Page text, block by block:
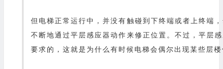
但电梯正常运行中，并没有触碰到下终端或者上终端
不断地通过平层感应器动作来修正位置。不过，平层
要求的，这就是为什么有时候电梯会偶尔出现某些层